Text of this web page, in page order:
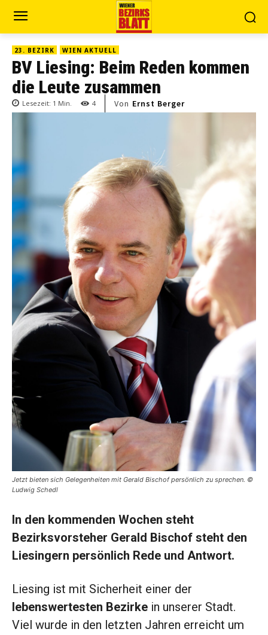
23. BEZIRK WIEN AKTUELL
BV Liesing: Beim Reden kommen
die Leute zusammen
Lesezeit: 1 Min. 4 Von Ernst Berger
Jetzt bieten sich Gelegenheiten mit Gerald Bischof persönlich zu sprechen. ©
Ludwig Schedl
In den kommenden Wochen steht
Bezirksvorsteher Gerald Bischof steht den
Liesingern persönlich Rede und Antwort.
Liesing ist mit Sicherheit einer der
lebenswertesten Bezirke in unserer Stadt.
Viel wurde in den letzten Jahren erreicht um